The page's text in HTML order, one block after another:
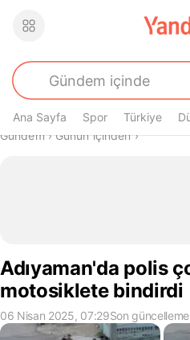
Ana Sayfa Spor Türkiye
Buradasın
Gündem› Günün içinden›
Adıyaman'da polis
motosiklete bindirdi
06 Nisan 2025, 07:29Son